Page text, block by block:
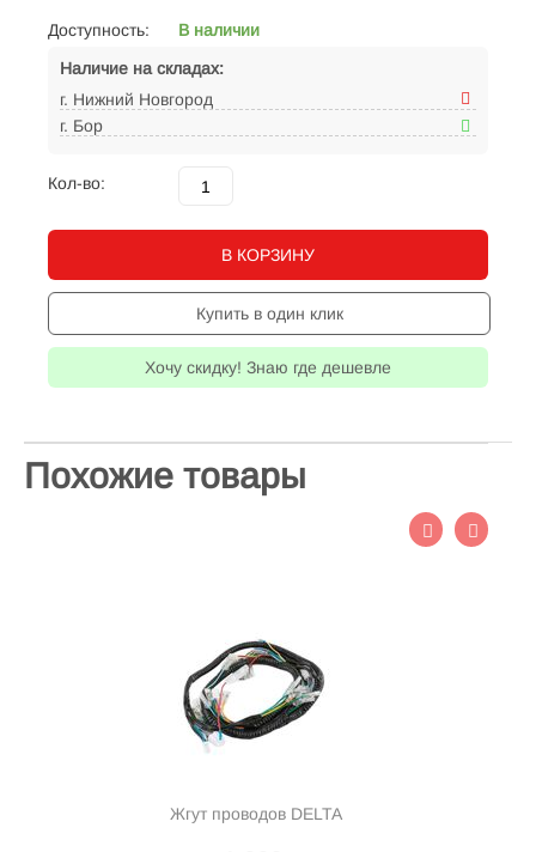
Доступность:
В наличии
Наличие на складах:
г. Нижний Новгород
г. Бор
Кол-во:
В КОРЗИНУ
Купить в один клик
Хочу скидку! Знаю где дешевле
Похожие товары
Жгут проводов DELTA